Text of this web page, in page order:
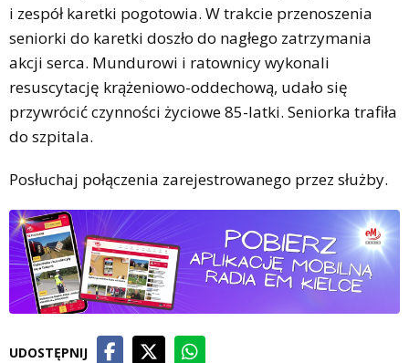
i zespół karetki pogotowia. W trakcie przenoszenia
seniorki do karetki doszło do nagłego zatrzymania
akcji serca. Mundurowi i ratownicy wykonali
resuscytację krążeniowo-oddechową, udało się
przywrócić czynności życiowe 85-latki. Seniorka trafiła
do szpitala.
Posłuchaj połączenia zarejestrowanego przez służby.
UDOSTĘPNIJ